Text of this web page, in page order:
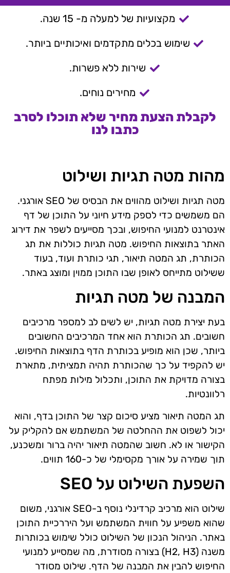
מקצועיות של למעלה מ- 15 שנה.
שימוש בכלים מתקדמים ואיכותיים ביותר.
שירות ללא פשרות.
מחירים נוחים.
לקבלת הצעת מחיר שלא תוכלו לסרב
כתבו לנו
מהות מטה תגיות ושילוט
מטה תגיות ושילוט מהווים את הבסיס של SEO אורגני.
הם משמשים כדי לספק מידע חיוני על התוכן של דף
אינטרנט למנועי החיפוש, ובכך מסייעים לשפר את דירוג
האתר בתוצאות החיפוש. מטה תגיות כוללות את תג
הכותרת, תג המטה תיאור, תגי כותרת ועוד, בעוד
ששילוט מתייחס לאופן שבו התוכן ממוין ומוצג באתר.
המבנה של מטה תגיות
בעת יצירת מטה תגיות, יש לשים לב למספר מרכיבים
חשובים. תג הכותרת הוא אחד המרכיבים החשובים
ביותר, שכן הוא מופיע בכותרת הדף בתוצאות החיפוש.
יש להקפיד על כך שהכותרת תהיה תמציתית, מתארת
בצורה מדויקת את התוכן, ותכלול מילות מפתח
רלוונטיות.
תג המטה תיאור מציע סיכום קצר של התוכן בדף, והוא
יכול לשפוט את ההחלטה של המשתמש אם להקליק על
הקישור או לא. חשוב שהמטה תיאור יהיה ברור ומשכנע,
תוך שמירה על אורך מקסימלי של כ-160 תווים.
השפעת השילוט על SEO
שילוט הוא מרכיב קרדינלי נוסף ב-SEO אורגני, משום
שהוא משפיע על חווית המשתמש ועל היררכיית התוכן
באתר. הניהול הנכון של השילוט כולל שימוש בכותרות
משנה (H2, H3) בצורה מסודרת, מה שמסייע למנועי
החיפוש להבין את המבנה של הדף. שילוט מסודר